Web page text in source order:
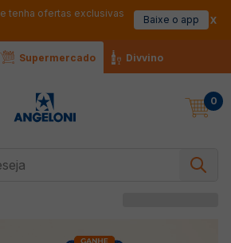
e tenha ofertas exclusivas
Baixe o app
Supermercado Divvino
0